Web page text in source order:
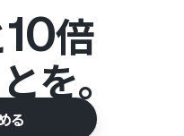
10倍
を。
る